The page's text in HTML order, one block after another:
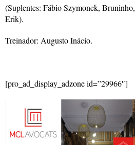
(Suplentes: Fábio Szymonek,
Erik).
Treinador: Augusto Inácio.
[pro_ad_display_adzone id=”29966″]